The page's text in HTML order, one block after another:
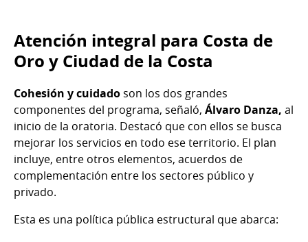
Atención integral para Costa de
Oro y Ciudad de la Costa
Cohesión y cuidadoson los dos grandes
componentes del programa, señaló, Álvaro Danza, al
inicio de la oratoria. Destacó que con ellos se busca
mejorar los servicios en todo ese territorio. El plan
incluye, entre otros elementos, acuerdos de
complementación entre los sectores público y
privado.
Esta es una política pública estructural que abarca: